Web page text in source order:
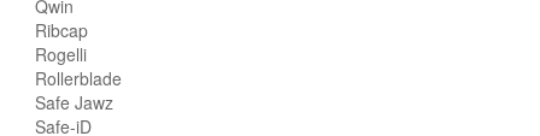
Qwin
Ribcap
Rogelli
Rollerblade
Safe Jawz
Safe-iD